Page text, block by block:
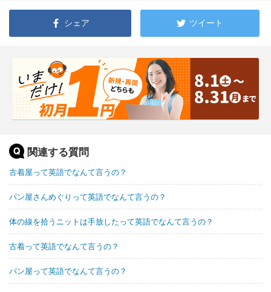
シェア ツイート
関連する質問
古着屋って英語でなんて言うの？
パン屋さんめぐりって英語でなんて言うの？
体の線を拾うニットは手放したって英語でなんて言うの？
古着って英語でなんて言うの？
パン屋って英語でなんて言うの？